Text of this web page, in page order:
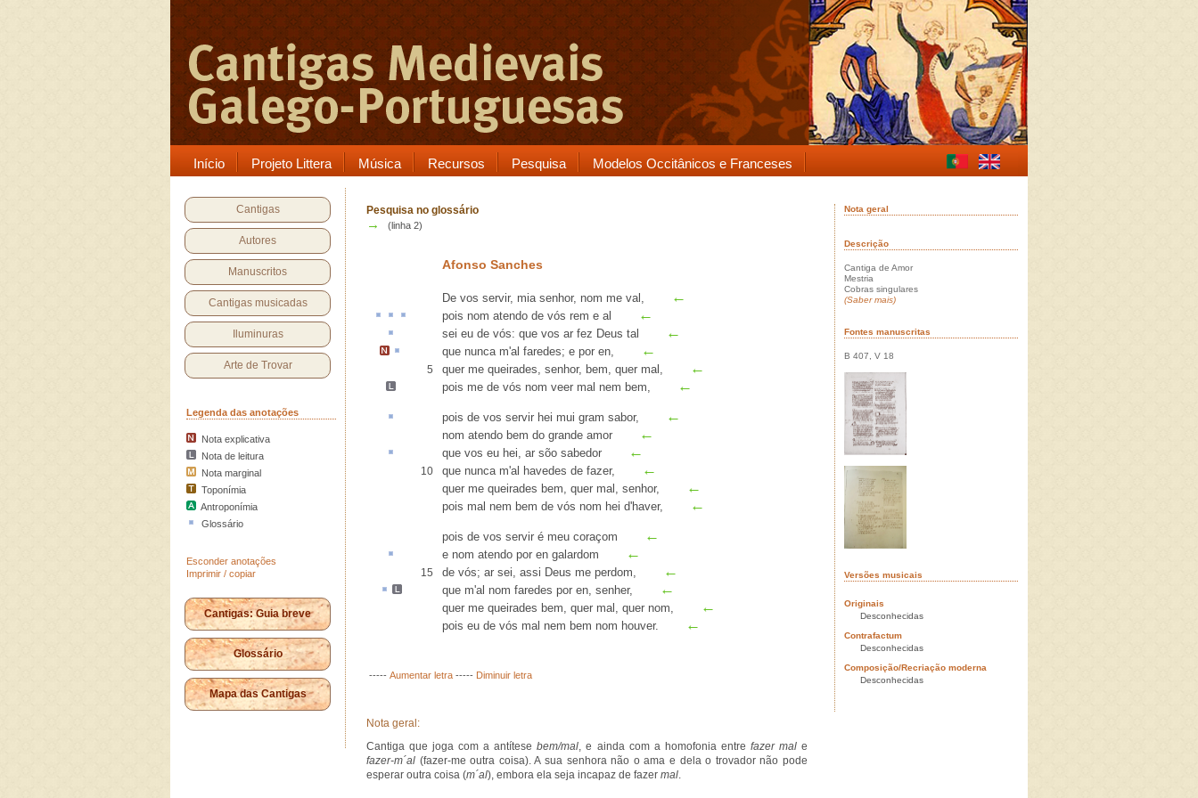
Início Projeto Littera Música Recursos Pesquisa Modelos Occitânicos e Franceses
Cantigas
Autores
Manuscritos
Cantigas musicadas
Iluminuras
Arte de Trovar
Legenda das anotações
Nota explicativa
Nota de leitura
Nota marginal
Toponímia
Antroponímia
Glossário
Esconder anotações
Imprimir / copiar
Cantigas: Guia breve
Glossário
Mapa das Cantigas
Pesquisa no glossário
→ (linha 2)
Afonso Sanches
De vos servir, mia senhor, nom me val, ←
pois nom atendo de vós rem e al ←
sei eu de vós: que vos ar fez Deus tal ←
que nunca m'al faredes; e por en, ←
5 quer me queirades, senhor, bem, quer mal, ←
pois me de vós nom veer mal nem bem, ←
pois de vos servir hei mui gram sabor, ←
nom atendo bem do grande amor ←
que vos eu hei, ar sõo sabedor ←
10 que nunca m'al havedes de fazer, ←
quer me queirades bem, quer mal, senhor, ←
pois mal nem bem de vós nom hei d'haver, ←
pois de vos servir é meu coraçom ←
e nom atendo por en galardom ←
15 de vós; ar sei, assi Deus me perdom, ←
que m'al nom faredes por en, senher, ←
quer me queirades bem, quer mal, quer nom, ←
pois eu de vós mal nem bem nom houver. ←
----- Aumentar letra ----- Diminuir letra
Nota geral:
Cantiga que joga com a antítesebem/mal, e ainda com a homofonia entre fazer male
fazer-m´al (fazer-me outra coisa). A sua senhora não o ama e dela o trovador não pode
esperar outra coisa (m´al), embora ela seja incapaz de fazer mal.
Nota geral
Descrição
Cantiga de Amor
Mestria
Cobras singulares
(Saber mais)
Fontes manuscritas
B 407, V 18
Versões musicais
Originais
Desconhecidas
Contrafactum
Desconhecidas
Composição/Recriação moderna
Desconhecidas